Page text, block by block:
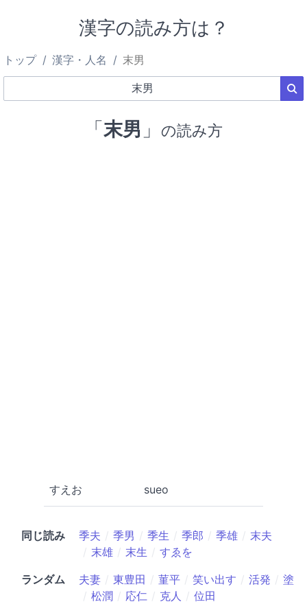
漢字の読み方は？
トップ 漢字・人名 末男
「末男 」 の読み方
すえお sueo
同じ読み 季夫 季男 季生 季郎 季雄
末夫
末雄
末生
すゑを
ランダム
夫妻 東豊田 菫平 笑い出す 活発
塗
松潤
応仁 克人 位田